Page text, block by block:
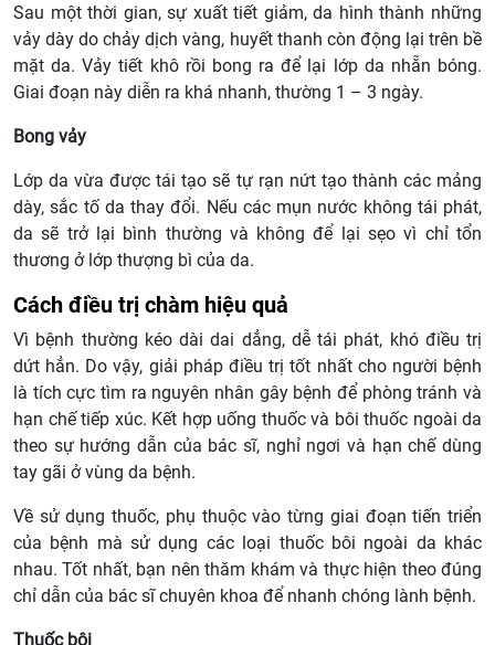
Sau một thời gian, sự xuất tiết giảm, da hình thành những
vảy dày do chảy dịch vàng, huyết thanh còn động lại trên bề
mặt da. Vảy tiết khô rồi bong ra để lại lớp da nhẵn bóng.
Giai đoạn này diễn ra khá nhanh, thường 1 – 3 ngày.
Bong vảy
Lớp da vừa được tái tạo sẽ tự rạn nứt tạo thành các mảng
dày, sắc tố da thay đổi. Nếu các mụn nước không tái phát,
da sẽ trở lại bình thường và không để lại sẹo vì chỉ tổn
thương ở lớp thượng bì của da.
Cách điều trị chàm hiệu quả
Vì bệnh thường kéo dài dai dẳng, dễ tái phát, khó điều trị
dứt hẳn. Do vậy, giải pháp điều trị tốt nhất cho người bệnh
là tích cực tìm ra nguyên nhân gây bệnh để phòng tránh và
hạn chế tiếp xúc. Kết hợp uống thuốc và bôi thuốc ngoài da
theo sự hướng dẫn của bác sĩ, nghỉ ngơi và hạn chế dùng
tay gãi ở vùng da bệnh.
Về sử dụng thuốc, phụ thuộc vào từng giai đoạn tiến triển
của bệnh mà sử dụng các loại thuốc bôi ngoài da khác
nhau. Tốt nhất, bạn nên thăm khám và thực hiện theo đúng
chỉ dẫn của bác sĩ chuyên khoa để nhanh chóng lành bệnh.
Thuốc bôi